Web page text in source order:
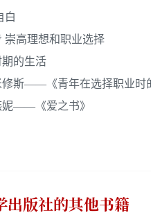
白
崇高理想和职业选择
的生活
修斯——《青年在选择职业时
妮——《爱之书》
出版社的其他书籍